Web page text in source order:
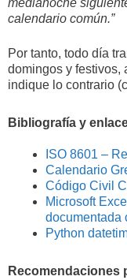
calendario común.”
Por tanto, todo día
domingos y festivos,
indique lo contrario
Bibliografía y
ISO 8601 –
Calendario
Código Civil
Microsoft
documentada
Python
Recomendaciones